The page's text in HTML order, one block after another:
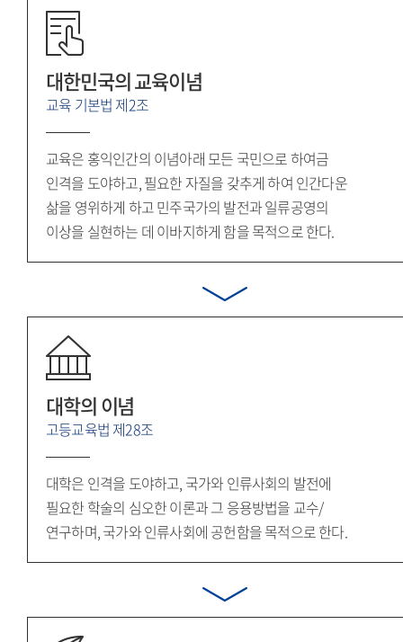
대한민국의 교육이념
교육 기본법 제2조
교육은 홍익인간의 이념아래 모든 국민으로 하여금
인격을 도야하고, 필요한 자질을 갖추게 하여 인간다운
삶을 영위하게 하고 민주국가의 발전과 일류공영의
이상을 실현하는 데 이바지하게 함을 목적으로 한다.
대학의 이념
고등교육법 제28조
대학은 인격을 도야하고, 국가와 인류사회의 발전에
필요한 학술의 심오한 이론과 그 응용방법을 교수/
연구하며, 국가와 인류사회에 공헌함을 목적으로 한다.